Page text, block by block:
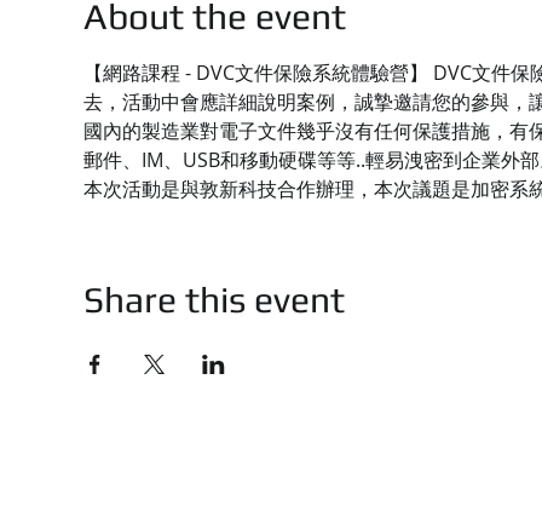
About the event
【網路課程 - DVC文件保險系統體驗營】 DVC文件
去，活動中會應詳細說明案例，誠摯邀請您的參與，
國內的製造業對電子文件幾乎沒有任何保護措施，
郵件、IM、USB和移動硬碟等等..輕易洩密到企業外
本次活動是與敦新科技合作辦理，本次議題是加密系
Share this event